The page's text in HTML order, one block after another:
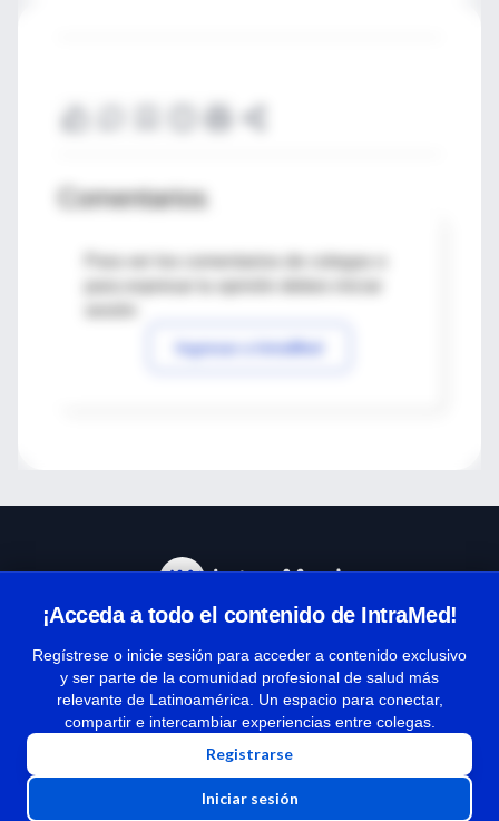
Comentarios
Para ver los comentarios de colegas o
Ingresar a IntraMed
¡Acceda a todo el contenido de IntraMed!
Regístrese o inicie sesión para acceder a contenido exclusivo
y ser parte de la comunidad profesional de salud más
relevante de Latinoamérica. Un espacio para conectar,
compartir e intercambiar experiencias entre colegas.
Registrarse
Iniciar sesión
Términos y condiciones
| Políticas de privacidad
| Todos los derechos reservados | Copyright 1997-2026